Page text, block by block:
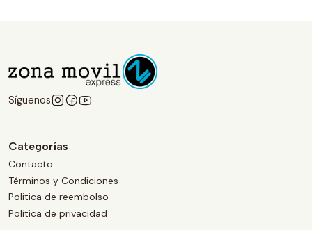
Síguenos
Categorías
Contacto
Términos y Condiciones
Politica de reembolso
Política de privacidad